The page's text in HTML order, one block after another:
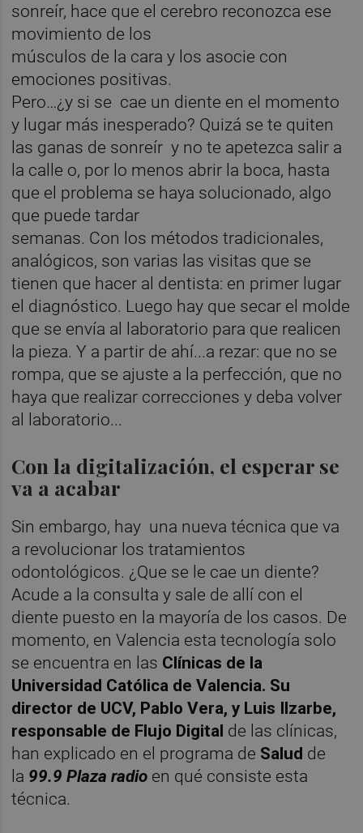
sonreír, hace que el cerebro reconozca ese
movimiento de los
músculos de la cara y los asocie con
emociones positivas.
Pero…¿y si se cae un diente en el momento
y lugar más inesperado? Quizá se te quiten
las ganas de sonreír y no te apetezca salir a
la calle o, por lo menos abrir la boca, hasta
que el problema se haya solucionado, algo
que puede tardar
semanas. Con los métodos tradicionales,
analógicos, son varias las visitas que se
tienen que hacer al dentista: en primer lugar
el diagnóstico. Luego hay que secar el molde
que se envía al laboratorio para que realicen
la pieza. Y a partir de ahí...a rezar: que no se
rompa, que se ajuste a la perfección, que no
haya que realizar correcciones y deba volver
al laboratorio...
Con la digitalización, el esperar se
va a acabar
Sin embargo, hay una nueva técnica que va
a revolucionar los tratamientos
odontológicos. ¿Que se le cae un diente?
Acude a la consulta y sale de allí con el
diente puesto en la mayoría de los casos. De
momento, en Valencia esta tecnología solo
se encuentra en las Clínicas de la
Universidad Católica de Valencia. Su
director de UCV, Pablo Vera, y Luis Ilzarbe,
responsable de Flujo Digital de las clínicas,
han explicado en el programa de Salud de
la 99.9 Plaza radio en qué consiste esta
técnica.